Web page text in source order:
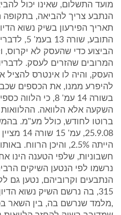
מועד התשלום, שאינו יכול
הנתבע צריך להביאה, בתקופה
התובע,
הביצוע כדי שהעסק לא יקרוס,
המרובים שהזרים לעסק.
העסק, והיה לו אינטרס
להיפרע ממנו, את הכספים
ברוטו לחודש, כולל מע"מ.
25.9.08,
הייתה 2.5%, והיכן
חשבוניות, שלפי הטענה הינו
נרשמו לפי הנטען השיקים
הנתבעים וקרוביהם, נטען גם
315, בה נרשם השיק נשוא
,מלמד שנרשם בה, בין השאר